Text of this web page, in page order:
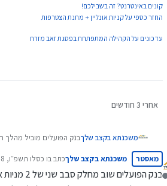
קונים באינטרנט? זה בשבילכם!
החזר כספי על קניות אונליין + מתנת הצטרפות
עדכונים על הקהילה המתפתחת בפסגת זאב מזרח
אחרי 3 חודשים
משכנתא בקצב שלךבנק הפועלים מוביל מהלך
אותם על פעילותם".
בשווי סמלי. הוא הוסיף
מהתפיסה האסטרטגית
מנותק
מאסטר משכנתא בקצב שלךכתב בו כסלו תשפ״ו, 13:48
נערך לאחרונה על
בנק הפועלים שוב מחלק סבב שני של 2 מניות או 125 ש"ח ללקוחותיו אשר עומדים בתנאים הבאים: